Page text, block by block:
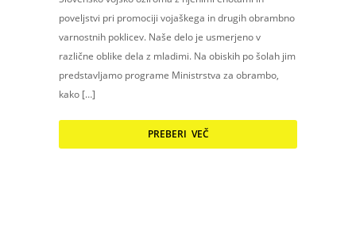
poveljstvi pri promociji vojaškega in drugih obrambno
varnostnih poklicev. Naše delo je usmerjeno v
različne oblike dela z mladimi. Na obiskih po šolah jim
predstavljamo programe Ministrstva za obrambo,
kako […]
PREBERI VEČ